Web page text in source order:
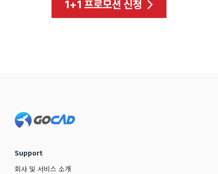
Support
회사 및 서비스 소개